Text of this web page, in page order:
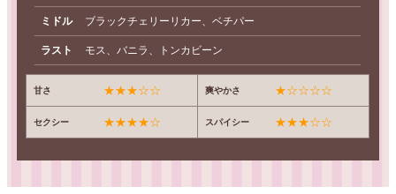
ミドル ブラックチェリーリカー、ベチパー
ラスト モス、バニラ、トンカビーン
甘さ ★★★☆☆ 爽やかさ ★☆☆☆☆
セクシー ★★★★☆ スパイシー ★★★☆☆